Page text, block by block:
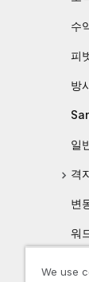
수
피
방
일
격
변
워
시각화
We use